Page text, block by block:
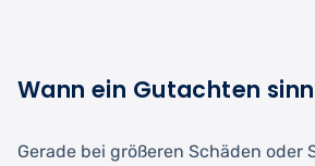
Wann ein Gutachten
Gerade bei größeren Schäden oder